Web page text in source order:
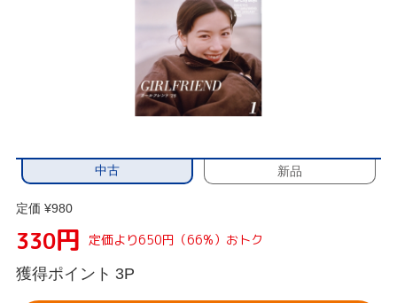
中古 新品
定価 ¥980
330円 定価より650円（66%）おトク
獲得ポイント 3P